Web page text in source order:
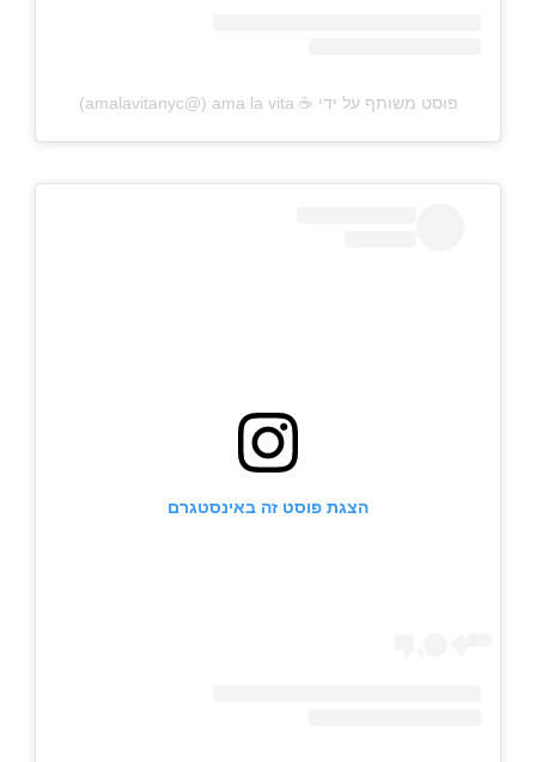
פוסט משותף על ידי ‏‎ama la vita ☕️‎‏ (@‏‎amalavitanyc‎‏)
הצגת פוסט זה באינסטגרם